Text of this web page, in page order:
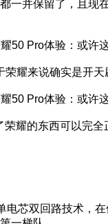
一并保留了，且现
耀来说确实是开天
耀的东西可以完
芯双回路技术，